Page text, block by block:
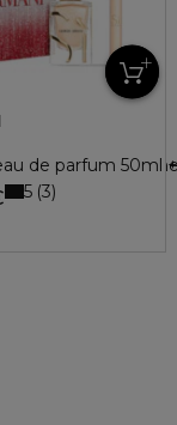
+ gel
de parfum 50ml
5 3